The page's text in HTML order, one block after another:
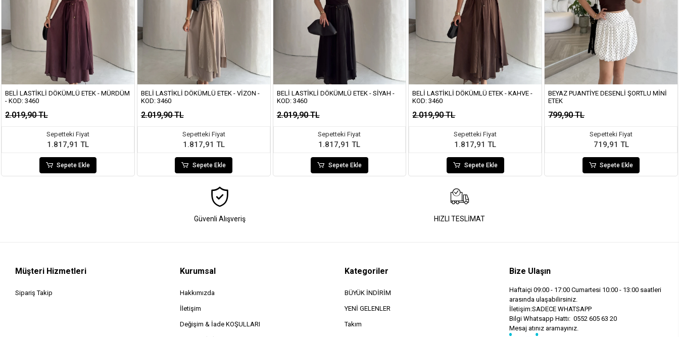
BELI LASTIKLI DÖKÜMLÜ ETEK - MÜRDÜM
- KOD: 3460
2.019,90 TL
Sepetteki Fiyat
1.817,91 TL
Sepete Ekle
BELI LASTIKLI DÖKÜMLÜ ETEK - VIZON -
KOD: 3460
2.019,90 TL
Sepetteki Fiyat
1.817,91 TL
Sepete Ekle
BELI LASTIKLI DÖKÜMLÜ ETEK - SIYAH -
KOD: 3460
2.019,90 TL
Sepetteki Fiyat
1.817,91 TL
Sepete Ekle
BELI LASTIKLI DÖKÜMLÜ ETEK - KAHVE -
KOD: 3460
2.019,90 TL
Sepetteki Fiyat
1.817,91 TL
Sepete Ekle
BEYAZ PUANTIYE DESENLI ŞORTLU MINI
ETEK
799,90 TL
Sepetteki Fiyat
719,91 TL
Sepete Ekle
Güvenli Alışveriş HIZLI TESLİMAT
Müşteri Hizmetleri
Sipariş Takip
Kurumsal
Hakkımızda
İletişim
Değişim & İade KOŞULLARI
Kategoriler
BÜYÜK İNDİRİM
YENİ GELENLER
Takım
Bize Ulaşın
Haftaiçi 09:00 - 17:00 Cumartesi 10:00 - 13:00 saatleri
arasında ulaşabilirsiniz.
İletişim:SADECE WHATSAPP
Bilgi Whatsapp Hattı: 0552 605 63 20
Mesaj atınız aramayınız.